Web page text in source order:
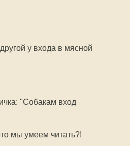
у входа в мясной
"Собакам вход
мы умеем читать?!